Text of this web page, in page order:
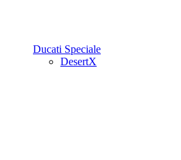
Ducati Speciale
DesertX